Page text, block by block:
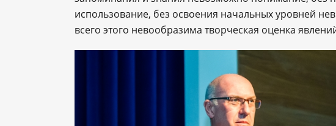
использование, без освоения начальных уровней
всего этого невообразима творческая оценка